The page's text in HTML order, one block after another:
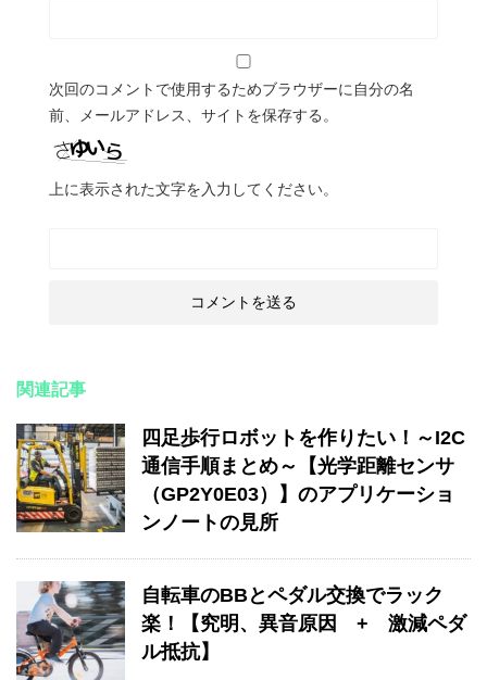
次回のコメントで使用するためブラウザーに自分の名
前、メールアドレス、サイトを保存する。
上に表示された文字を入力してください。
関連記事
四足歩行ロボットを作りたい！～I2C
通信手順まとめ～【光学距離センサ
（GP2Y0E03）】のアプリケーショ
ンノートの見所
自転車のBBとペダル交換でラック
楽！【究明、異音原因 + 激減ペダ
ル抵抗】